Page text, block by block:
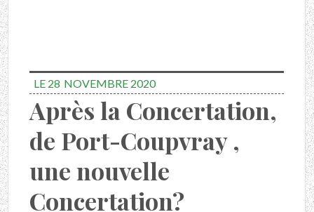
LE 28 NOVEMBRE 2020
Après la Concertation,
de Port-Coupvray ,
une nouvelle
Concertation?